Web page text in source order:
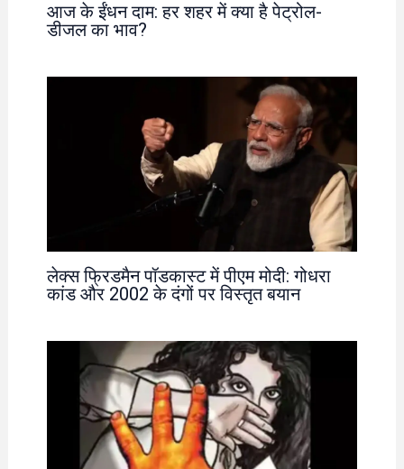
आज के ईंधन दाम: हर शहर में क्या है पेट्रोल-
डीजल का भाव?
लेक्स फ्रिडमैन पॉडकास्ट में पीएम मोदी: गोधरा
कांड और 2002 के दंगों पर विस्तृत बयान